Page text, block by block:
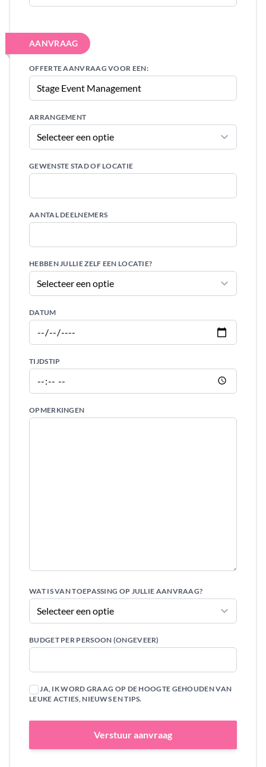
AANVRAAG
OFFERTE AANVRAAG VOOR EEN:
ARRANGEMENT
GEWENSTE STAD OF LOCATIE
AANTAL DEELNEMERS
HEBBEN JULLIE ZELF EEN LOCATIE?
DATUM
TIJDSTIP
OPMERKINGEN
WAT IS VAN TOEPASSING OP JULLIE AANVRAAG?
BUDGET PER PERSOON (ONGEVEER)
JA, IK WORD GRAAG OP DE HOOGTE GEHOUDEN VAN
LEUKE ACTIES, NIEUWS EN TIPS.
Verstuur aanvraag